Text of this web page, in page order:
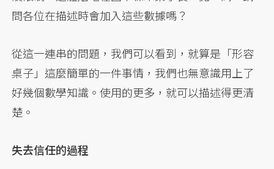
問各位在描述時會加入這些數據嗎？
從這一連串的問題，我們可以看到，就算是「形容
桌子」這麼簡單的一件事情，我們也無意識用上了
好幾個數學知識。使用的更多，就可以描述得更清
楚。
失去信任的過程